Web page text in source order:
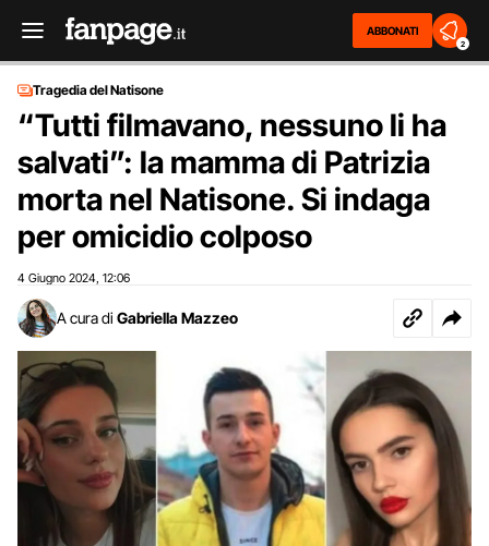
ABBONATI
2
Tragedia del Natisone
“Tutti filmavano, nessuno li ha
salvati”: la mamma di Patrizia
morta nel Natisone. Si indaga
per omicidio colposo
4 Giugno 2024 12:06
A cura di Gabriella Mazzeo